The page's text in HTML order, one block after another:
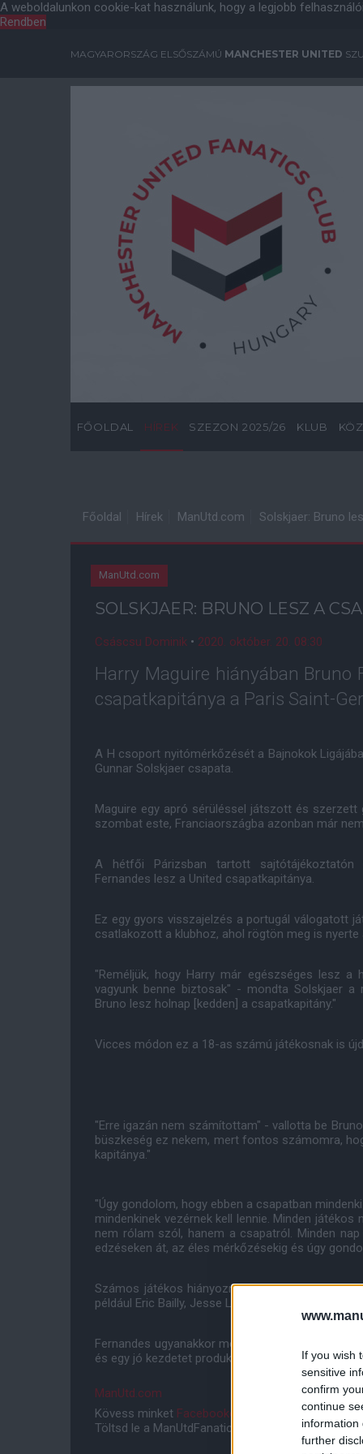
If you wish
sensitive
confirm
continue
information
further
A weboldalunkon cookie-kat használunk, hogy a legjobb
Rendben
MAGYARORSZÁG ELSŐSZÁMÚ MANCHESTER UNITED
FŐOLDAL HÍREK SZEZON 2025/26 KLUB
Főoldal Hírek ManUtd.com Solskjaer: Bruno
ManUtd.com
SOLSKJAER: BRUNO LESZ A
Csáscsu Dominik • 2020. október. 20. 08:30
Harry Maguire hiányában Bruno
csapatkapitánya a Paris Saint-
A H csoport nyitómérkőzését a Bajnokok
Gunnar Solskjaer csapata.
Maguire egy apró sérüléssel játszott és
szombat este, Franciaországba azonban már
A hétfői Párizsban tartott sajtótájékoztatón
Fernandes lesz a United csapatkapitánya.
Ez egy gyors visszajelzés a portugál válogatott
csatlakozott a klubhoz, ahol rögtön meg is nyerte
"Reméljük, hogy Harry már egészséges lesz a
vagyunk benne biztosak" - mondta Solskjaer a
Bruno lesz holnap [kedden] a csapatkapitány."
Vicces módon ez a 18-as számú játékosnak is
"Erre igazán nem számítottam" - vallotta be
büszkeség ez nekem, mert fontos számomra,
kapitánya."
"Úgy gondolom, hogy ebben a csapatban
mindenkinek vezérnek kell lennie. Minden
nem rólam szól, hanem a csapatról. Minden
edzéseken át, az éles mérkőzésekig és úgy
Számos játékos hiányozni fog a United
például Eric Bailly, Jesse Lingard, Mason
Fernandes ugyanakkor megkapja a lehetőséget
és egy jó kezdetet produkáljon a csapat az idei
ManUtd.com
Kövess minket Facebookon Instagramonés
Töltsd le a ManUtdFanatics.hu mobil applikációt